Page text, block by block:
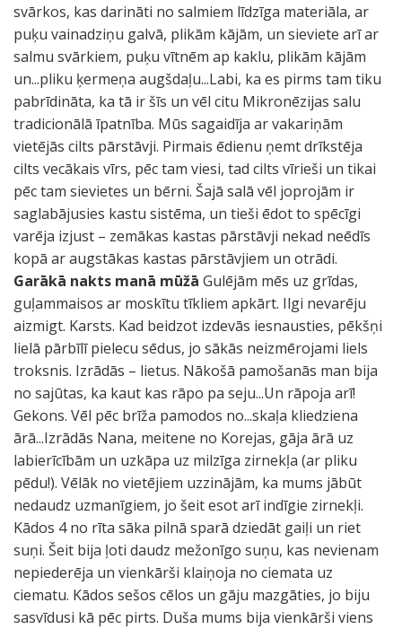
svārkos, kas darināti no salmiem līdzīga materiāla, ar
puķu vainadziņu galvā, plikām kājām, un sieviete arī ar
salmu svārkiem, puķu vītnēm ap kaklu, plikām kājām
un...pliku ķermeņa augšdaļu...Labi, ka es pirms tam tiku
pabrīdināta, ka tā ir šīs un vēl citu Mikronēzijas salu
tradicionālā īpatnība. Mūs sagaidīja ar vakariņām
vietējās cilts pārstāvji. Pirmais ēdienu ņemt drīkstēja
cilts vecākais vīrs, pēc tam viesi, tad cilts vīrieši un tikai
pēc tam sievietes un bērni. Šajā salā vēl joprojām ir
saglabājusies kastu sistēma, un tieši ēdot to spēcīgi
varēja izjust – zemākas kastas pārstāvji nekad neēdīs
kopā ar augstākas kastas pārstāvjiem un otrādi.
Garākā nakts manā mūžā Gulējām mēs uz grīdas,
guļammaisos ar moskītu tīkliem apkārt. Ilgi nevarēju
aizmigt. Karsts. Kad beidzot izdevās iesnausties, pēkšņi
lielā pārbīlī pielecu sēdus, jo sākās neizmērojami liels
troksnis. Izrādās – lietus. Nākošā pamošanās man bija
no sajūtas, ka kaut kas rāpo pa seju...Un rāpoja arī!
Gekons. Vēl pēc brīža pamodos no...skaļa kliedziena
ārā...Izrādās Nana, meitene no Korejas, gāja ārā uz
labierīcībām un uzkāpa uz milzīga zirnekļa (ar pliku
pēdu!). Vēlāk no vietējiem uzzinājām, ka mums jābūt
nedaudz uzmanīgiem, jo šeit esot arī indīgie zirnekļi.
Kādos 4 no rīta sāka pilnā sparā dziedāt gaiļi un riet
suņi. Šeit bija ļoti daudz mežonīgo suņu, kas nevienam
nepiederēja un vienkārši klaiņoja no ciemata uz
ciematu. Kādos sešos cēlos un gāju mazgāties, jo biju
sasvīdusi kā pēc pirts. Duša mums bija vienkārši viens